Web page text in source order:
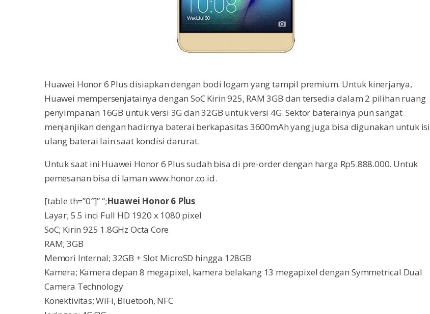
Huawei Honor 6 Plus disiapkan dengan bodi logam yang tampil premium. Untuk kinerjanya,
Huawei mempersenjatainya dengan SoC Kirin 925, RAM 3GB dan tersedia dalam 2 pilihan ruang
penyimpanan 16GB untuk versi 3G dan 32GB untuk versi 4G. Sektor baterainya pun sangat
menjanjikan dengan hadirnya baterai berkapasitas 3600mAh yang juga bisa digunakan untuk isi
ulang baterai lain saat kondisi darurat.
Untuk saat ini Huawei Honor 6 Plus sudah bisa di pre-order dengan harga Rp5.888.000. Untuk
pemesanan bisa di laman www.honor.co.id.
[table th=”0″]” “;Huawei Honor 6 Plus
Layar; 5.5 inci Full HD 1920 x 1080 pixel
SoC; Kirin 925 1.8GHz Octa Core
RAM; 3GB
Memori Internal; 32GB + Slot MicroSD hingga 128GB
Kamera; Kamera depan 8 megapixel, kamera belakang 13 megapixel dengan Symmetrical Dual
Camera Technology
Konektivitas; WiFi, Bluetooh, NFC